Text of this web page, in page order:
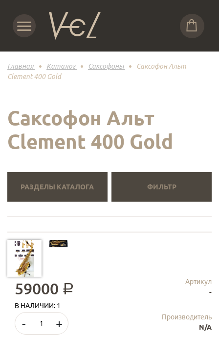
Главная Каталог Саксофоны
Саксофон Альт
Clement 400 Gold
РАЗДЕЛЫ КАТАЛОГА ФИЛЬТР
Саксофон Альт
Clement 400 Gold
59000 a
В НАЛИЧИИ: 1
- +
Артикул
-
Производитель
N/A